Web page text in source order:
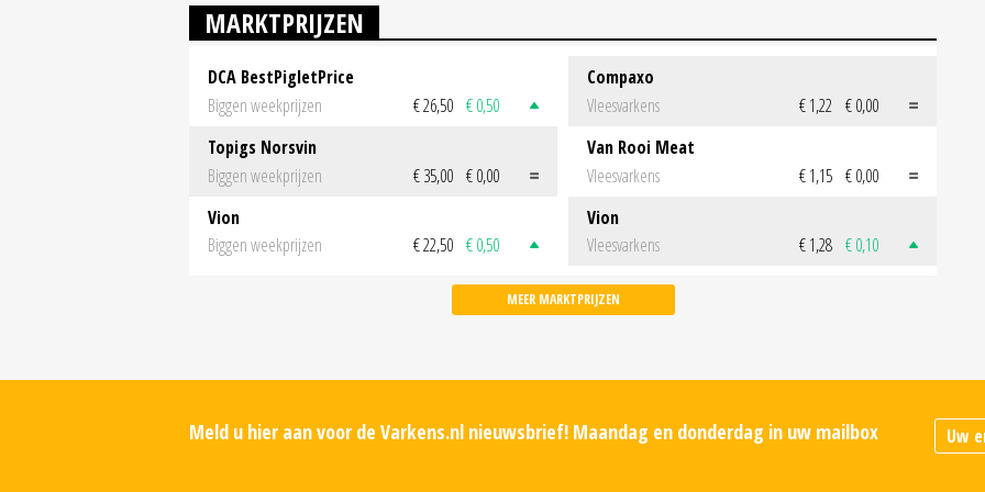
MARKTPRIJZEN
DCA BestPigletPrice
Biggen weekprijzen
€ 26,50 € 0,50
Topigs Norsvin
Biggen weekprijzen
€ 35,00 € 0,00
Vion
Biggen weekprijzen
€ 22,50 € 0,50
Compaxo
Vleesvarkens
€ 1,22 € 0,00
Van Rooi Meat
Vleesvarkens
€ 1,15 € 0,00
Vion
Vleesvarkens
€ 1,28 € 0,10
MEER MARKTPRIJZEN
Meld u hier aan voor de Varkens.nl nieuwsbrief! Maandag en donderdag in uw mailbox